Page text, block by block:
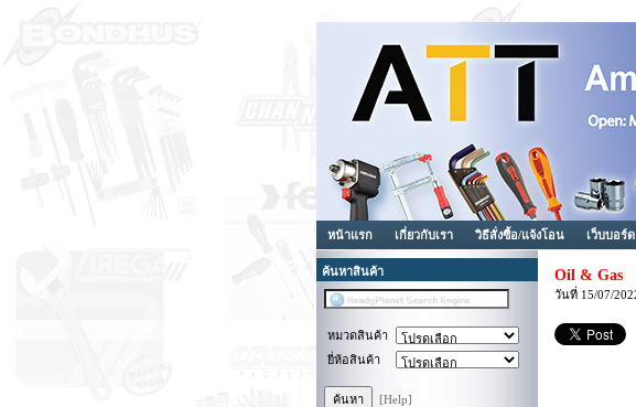
หน้าแรก เกี่ยวกับเรา วิธีสั่งซื้อ/แจ้งโอน เว็บบอร์ด
ค้นหาสินค้า
หมวดสินค้า
ยี่ห้อสินค้า
[Help]
Oil & Gas
วันที่ 15/07/